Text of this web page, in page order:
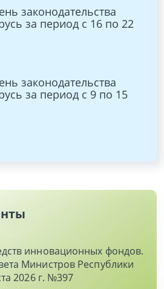
законодательства
за период с 16 по 22
законодательства
за период с 9 по 15
инновационных фондов.
Министров Республики
2026 г. №397